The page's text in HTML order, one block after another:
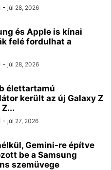
- júl 28, 2026
és Apple is kínai
felé fordulhat a
- júl 28, 2026
élettartamú
került az új Galaxy Z
- júl 27, 2026
Gemini-re építve
be a Samsung
szemüvege